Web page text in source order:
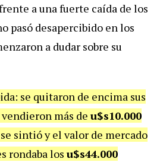
a una fuerte caída de los
pasó desapercibido en los
a dudar sobre su
se quitaron de encima sus
más de u$s10.000
sintió y el valor de mercado
rondaba los u$s44.000